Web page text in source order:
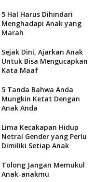
5 Hal Harus Dihindari
Menghadapi Anak yang
Marah
Sejak Dini, Ajarkan Anak
Untuk Bisa Mengucapkan
Kata Maaf
5 Tanda Bahwa Anda
Mungkin Ketat Dengan
Anak Anda
Lima Kecakapan Hidup
Netral Gender yang Perlu
Dimiliki Setiap Anak
Tolong Jangan Memukul
Anak-anakmu